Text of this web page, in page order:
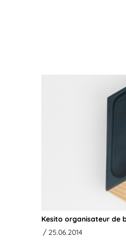
Kesito organisateur de
/ 25.06.2014